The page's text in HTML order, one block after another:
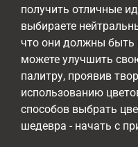
получить отличные
выбираете
что они должны
можете улучшить
палитру, проявив
использованию
способов выбрать
шедевра - начать с